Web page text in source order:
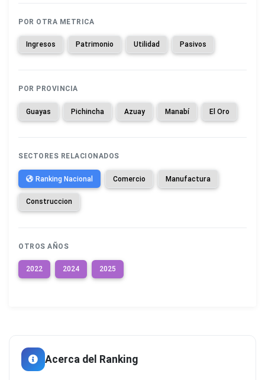
POR OTRA METRICA
Ingresos Patrimonio Utilidad Pasivos
POR PROVINCIA
Guayas Pichincha Azuay Manabí El Oro
SECTORES RELACIONADOS
Ranking Nacional Comercio Manufactura
Construccion
OTROS AÑOS
2022 2024 2025
Acerca del Ranking